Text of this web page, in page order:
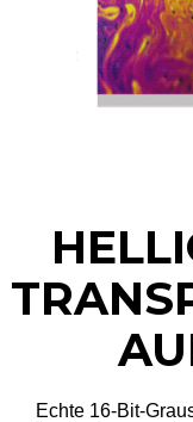
Echte 16-Bit-